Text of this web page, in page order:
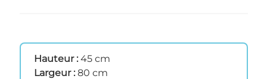
Hauteur : 45 cm
Largeur : 80 cm